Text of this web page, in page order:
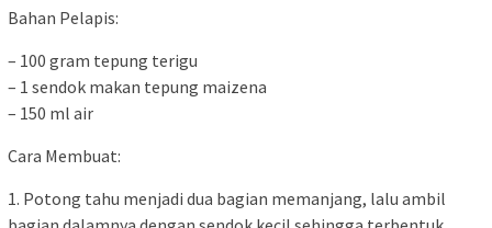
Bahan Pelapis:
– 100 gram tepung terigu
– 1 sendok makan tepung maizena
– 150 ml air
Cara Membuat:
1. Potong tahu menjadi dua bagian memanjang, lalu ambil